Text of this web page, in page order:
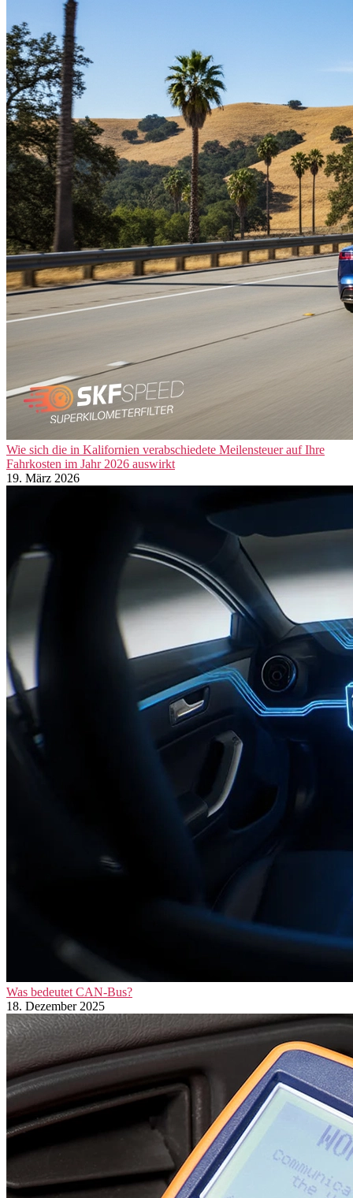
Wie sich die in Kalifornien verabschiedete Meilensteuer auf Ihre
Fahrkosten im Jahr 2026 auswirkt
19. März 2026
Was bedeutet CAN-Bus?
18. Dezember 2025